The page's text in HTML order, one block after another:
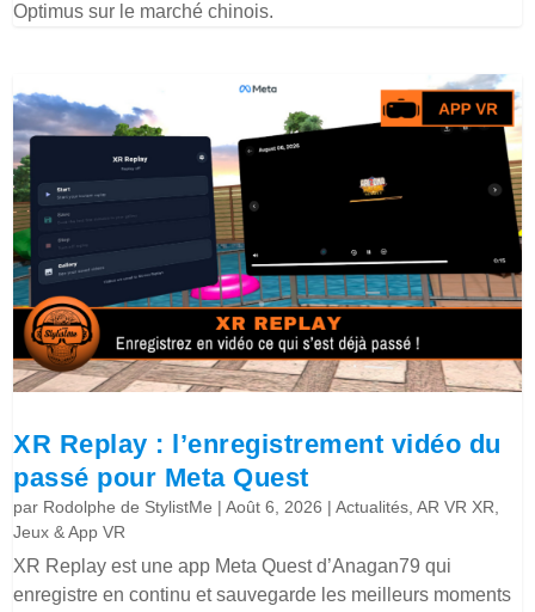
Optimus sur le marché chinois.
XR Replay : l’enregistrement vidéo du
passé pour Meta Quest
par Rodolphe de StylistMe |Août 6, 2026 |Actualités,AR VR XR,
Jeux & App VR
XR Replay est une app Meta Quest d’Anagan79 qui
enregistre en continu et sauvegarde les meilleurs moments